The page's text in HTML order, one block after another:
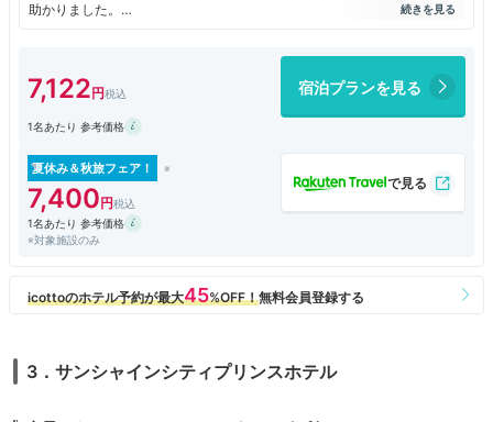
助かりました。
歯ブラシ以外のアメニティは最近主流のフロントロビーから持っていくス
ホテルの隣にコンビニとカフェがあるので便利です。
7,122 宿泊プランを見る
1名あたり 参考価格
夏休み＆秋旅フェア！
7,400
1名あたり 参考価格
※対象施設のみ
3．サンシャインシティプリンスホテル